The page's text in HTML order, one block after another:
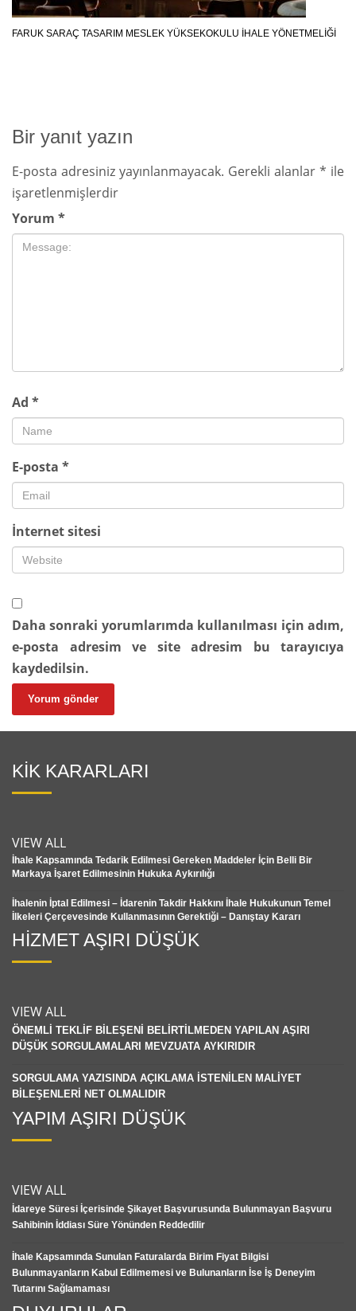
FARUK SARAÇ TASARIM MESLEK YÜKSEKOKULU İHALE YÖNETMELİĞİ
Bir yanıt yazın
E-posta adresiniz yayınlanmayacak. Gerekli alanlar * ile
işaretlenmişlerdir
Yorum *
Ad *
E-posta *
İnternet sitesi
Daha sonraki yorumlarımda kullanılması için adım,
e-posta adresim ve site adresim bu tarayıcıya
kaydedilsin.
KİK KARARLARI
VIEW ALL
İhale Kapsamında Tedarik Edilmesi Gereken Maddeler İçin Belli Bir
Markaya İşaret Edilmesinin Hukuka Aykırılığı
İhalenin İptal Edilmesi – İdarenin Takdir Hakkını İhale Hukukunun Temel
İlkeleri Çerçevesinde Kullanmasının Gerektiği – Danıştay Kararı
HİZMET AŞIRI DÜŞÜK
VIEW ALL
ÖNEMLİ TEKLİF BİLEŞENİ BELİRTİLMEDEN YAPILAN AŞIRI
DÜŞÜK SORGULAMALARI MEVZUATA AYKIRIDIR
SORGULAMA YAZISINDA AÇIKLAMA İSTENİLEN MALİYET
BİLEŞENLERİ NET OLMALIDIR
YAPIM AŞIRI DÜŞÜK
VIEW ALL
İdareye Süresi İçerisinde Şikayet Başvurusunda Bulunmayan Başvuru
Sahibinin İddiası Süre Yönünden Reddedilir
İhale Kapsamında Sunulan Faturalarda Birim Fiyat Bilgisi
Bulunmayanların Kabul Edilmemesi ve Bulunanların İse İş Deneyim
Tutarını Sağlamaması